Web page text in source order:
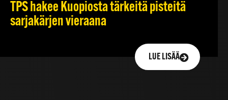
TPS hakee Kuopiosta tärkeitä pisteitä
sarjakärjen vieraana
LUE LISÄÄ